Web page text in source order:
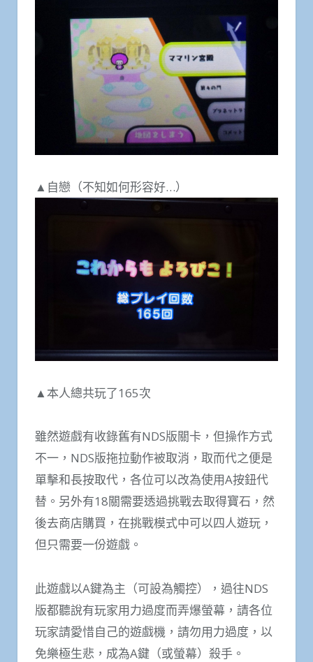
▲自戀（不知如何形容好…）
▲本人總共玩了165次
雖然遊戲有收錄舊有NDS版關卡，但操作方式
不一，NDS版拖拉動作被取消，取而代之便是
單擊和長按取代，各位可以改為使用A按鈕代
替。另外有18關需要透過挑戰去取得寶石，然
後去商店購買，在挑戰模式中可以四人遊玩，
但只需要一份遊戲。
此遊戲以A鍵為主（可設為觸控），過往NDS
版都聽說有玩家用力過度而弄爆螢幕，請各位
玩家請愛惜自己的遊戲機，請勿用力過度，以
免樂極生悲，成為A鍵（或螢幕）殺手。